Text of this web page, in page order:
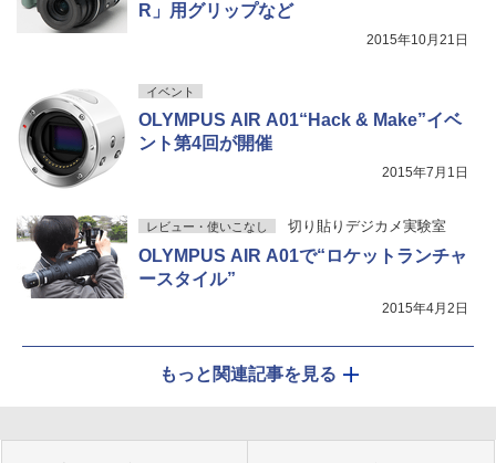
R」用グリップなど
2015年10月21日
イベント
OLYMPUS AIR A01“Hack & Make”イベ
ント第4回が開催
2015年7月1日
レビュー・使いこなし 切り貼りデジカメ実験室
OLYMPUS AIR A01で“ロケットランチャ
ースタイル”
2015年4月2日
もっと関連記事を見る